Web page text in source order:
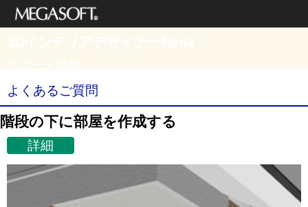
よくあるご質問
階段の下に部屋を作成する
詳細